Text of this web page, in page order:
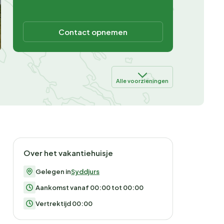
Contact opnemen
Alle voorzieningen
Over het vakantiehuisje
Gelegen inSyddjurs
Aankomst vanaf 00:00 tot 00:00
Vertrektijd 00:00